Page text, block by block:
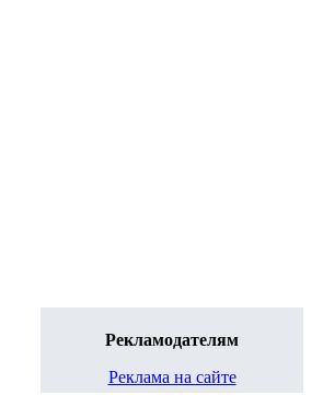
Рекламодателям
Реклама на сайте